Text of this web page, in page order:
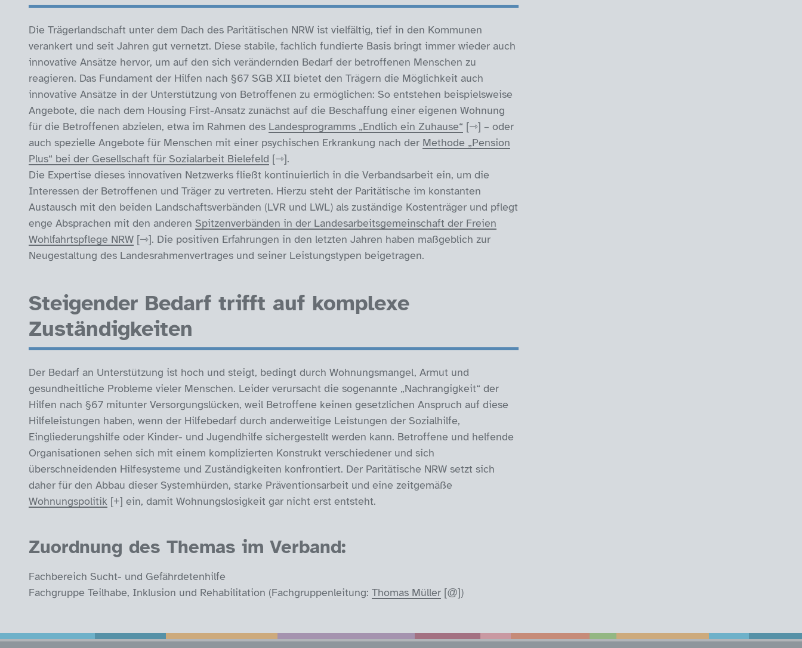
Die Trägerlandschaft unter dem Dach des Paritätischen NRW ist vielfältig, tief in den Kommunen
verankert und seit Jahren gut vernetzt. Diese stabile, fachlich fundierte Basis bringt immer wieder auch
innovative Ansätze hervor, um auf den sich verändernden Bedarf der betroffenen Menschen zu
reagieren. Das Fundament der Hilfen nach §67 SGB XII bietet den Trägern die Möglichkeit auch
innovative Ansätze in der Unterstützung von Betroffenen zu ermöglichen: So entstehen beispielsweise
Angebote, die nach dem Housing First-Ansatz zunächst auf die Beschaffung einer eigenen Wohnung
für die Betroffenen abzielen, etwa im Rahmen des Landesprogramms „Endlich ein Zuhause“
– oder
auch spezielle Angebote für Menschen mit einer psychischen Erkrankung nach der Methode „Pension
Plus“ bei der Gesellschaft für Sozialarbeit Bielefeld
.
Die Expertise dieses innovativen Netzwerks fließt kontinuierlich in die Verbandsarbeit ein, um die
Interessen der Betroffenen und Träger zu vertreten. Hierzu steht der Paritätische im konstanten
Austausch mit den beiden Landschaftsverbänden (LVR und LWL) als zuständige Kostenträger und pflegt
enge Absprachen mit den anderen Spitzenverbänden in der Landesarbeitsgemeinschaft der Freien
Wohlfahrtspflege NRW
. Die positiven Erfahrungen in den letzten Jahren haben maßgeblich zur
Neugestaltung des Landesrahmenvertrages und seiner Leistungstypen beigetragen.
Steigender Bedarf trifft auf komplexe
Zuständigkeiten
Der Bedarf an Unterstützung ist hoch und steigt, bedingt durch Wohnungsmangel, Armut und
gesundheitliche Probleme vieler Menschen. Leider verursacht die sogenannte „Nachrangigkeit“ der
Hilfen nach §67 mitunter Versorgungslücken, weil Betroffene keinen gesetzlichen Anspruch auf diese
Hilfeleistungen haben, wenn der Hilfebedarf durch anderweitige Leistungen der Sozialhilfe,
Eingliederungshilfe oder Kinder- und Jugendhilfe sichergestellt werden kann. Betroffene und helfende
Organisationen sehen sich mit einem komplizierten Konstrukt verschiedener und sich
überschneidenden Hilfesysteme und Zuständigkeiten konfrontiert. Der Paritätische NRW setzt sich
daher für den Abbau dieser Systemhürden, starke Präventionsarbeit und eine zeitgemäße
Wohnungspolitik
ein, damit Wohnungslosigkeit gar nicht erst entsteht.
Zuordnung des Themas im Verband:
Fachbereich Sucht- und Gefährdetenhilfe
Fachgruppe Teilhabe, Inklusion und Rehabilitation (Fachgruppenleitung: Thomas Müller )